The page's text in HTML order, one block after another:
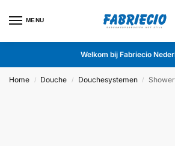
MENU
Welkom bij Fabriecio
Home / Douche / Douchesystemen /